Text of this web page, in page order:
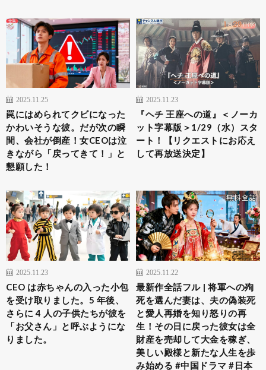
2025.11.25
罠にはめられてクビになった
かわいそうな彼。だが次の瞬
間、会社が倒産！女CEOは泣
きながら「戻ってきて！」と
懇願した！
2025.11.23
『ヘチ 王座への道』＜ノーカ
ット字幕版＞1/29（水）スタ
ート！【リクエストにお応え
して再放送決定】
2025.11.23
CEO は赤ちゃんの入った小包
を受け取りました。5 年後、
さらに 4 人の子供たちが彼を
「お父さん」と呼ぶようにな
りました。
2025.11.22
最新作全話フル | 将軍への殉
死を選んだ妻は、夫の偽装死
と愛人再婚を知り怒りの再
生！その日に戻った彼女は全
財産を売却して大金を稼ぎ、
美しい殿様と新たな人生を歩
み始める #中国ドラマ #日本